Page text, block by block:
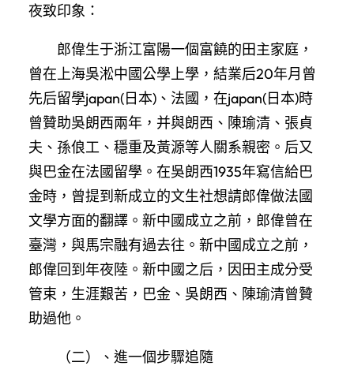
夜致印象：
郎偉生于浙江富陽一個富饒的田主家庭，
曾在上海吳淞中國公學上學，結業后20年月曾
先后留學japan(日本)、法國，在japan(日本)時
曾贊助吳朗西兩年，并與朗西、陳瑜清、張貞
夫、孫俍工、穩重及黃源等人關系親密。后又
與巴金在法國留學。在吳朗西1935年寫信給巴
金時，曾提到新成立的文生社想請郎偉做法國
文學方面的翻譯。新中國成立之前，郎偉曾在
臺灣，與馬宗融有過去往。新中國成立之前，
郎偉回到年夜陸。新中國之后，因田主成分受
管束，生涯艱苦，巴金、吳朗西、陳瑜清曾贊
助過他。
（二）、進一個步驟追隨